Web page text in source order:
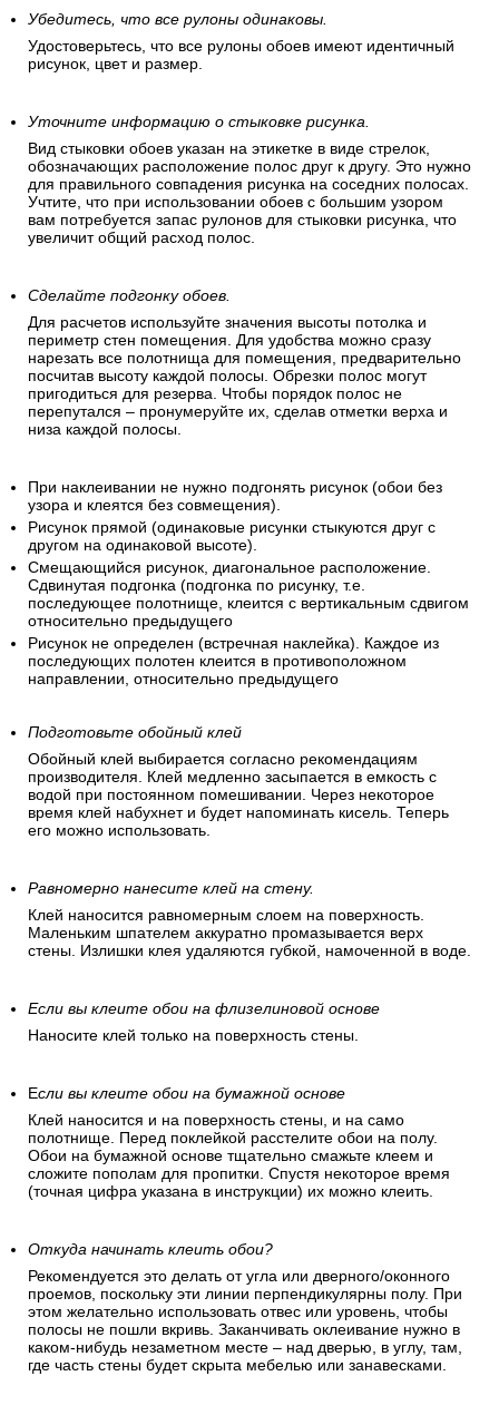
Убедитесь, что все рулоны одинаковы.
Удостоверьтесь, что все рулоны обоев имеют идентичный
рисунок, цвет и размер.
Уточните информацию о стыковке рисунка.
Вид стыковки обоев указан на этикетке в виде стрелок,
обозначающих расположение полос друг к другу. Это нужно
для правильного совпадения рисунка на соседних полосах.
Учтите, что при использовании обоев с большим узором
вам потребуется запас рулонов для стыковки рисунка, что
увеличит общий расход полос.
Сделайте подгонку обоев.
Для расчетов используйте значения высоты потолка и
периметр стен помещения. Для удобства можно сразу
нарезать все полотнища для помещения, предварительно
посчитав высоту каждой полосы. Обрезки полос могут
пригодиться для резерва. Чтобы порядок полос не
перепутался – пронумеруйте их, сделав отметки верха и
низа каждой полосы.
При наклеивании не нужно подгонять рисунок (обои без
узора и клеятся без совмещения).
Рисунок прямой (одинаковые рисунки стыкуются друг с
другом на одинаковой высоте).
Смещающийся рисунок, диагональное расположение.
Сдвинутая подгонка (подгонка по рисунку, т.е.
последующее полотнище, клеится с вертикальным сдвигом
относительно предыдущего
Рисунок не определен (встречная наклейка). Каждое из
последующих полотен клеится в противоположном
направлении, относительно предыдущего
Подготовьте обойный клей
Обойный клей выбирается согласно рекомендациям
производителя. Клей медленно засыпается в емкость с
водой при постоянном помешивании. Через некоторое
время клей набухнет и будет напоминать кисель. Теперь
его можно использовать.
Равномерно нанесите клей на стену.
Клей наносится равномерным слоем на поверхность.
Маленьким шпателем аккуратно промазывается верх
стены. Излишки клея удаляются губкой, намоченной в воде.
Если вы клеите обои на флизелиновой основе
Наносите клей только на поверхность стены.
Если вы клеите обои на бумажной основе
Клей наносится и на поверхность стены, и на само
полотнище. Перед поклейкой расстелите обои на полу.
Обои на бумажной основе тщательно смажьте клеем и
сложите пополам для пропитки. Спустя некоторое время
(точная цифра указана в инструкции) их можно клеить.
Откуда начинать клеить обои?
Рекомендуется это делать от угла или дверного/оконного
проемов, поскольку эти линии перпендикулярны полу. При
этом желательно использовать отвес или уровень, чтобы
полосы не пошли вкривь. Заканчивать оклеивание нужно в
каком-нибудь незаметном месте – над дверью, в углу, там,
где часть стены будет скрыта мебелью или занавесками.